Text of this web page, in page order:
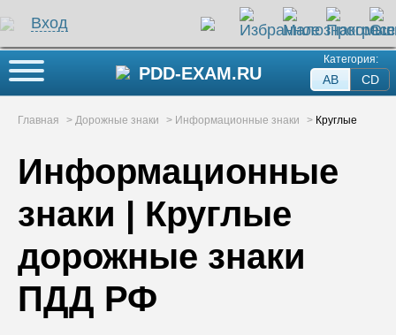
Вход
Кнопка меню PDD-EXAM.RU
Категория:
AB СD
Главная > Дорожные знаки > Информационные знаки > Круглые
Информационные
знаки | Круглые
дорожные знаки
ПДД РФ